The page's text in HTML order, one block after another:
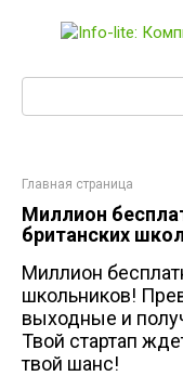
Главная страница
Миллион
британских
Миллион
школьников!
выходные и
Твой стартап
твой шанс!